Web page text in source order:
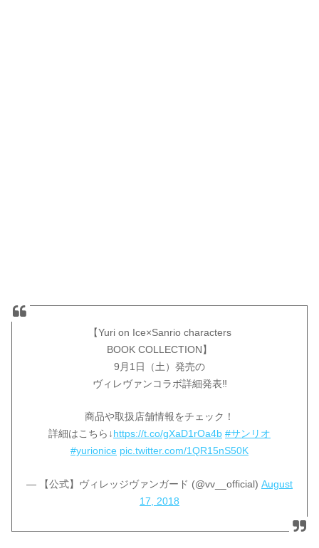
【Yuri on Ice×Sanrio characters
BOOK COLLECTION】
9月1日（土）発売の
ヴィレヴァンコラボ詳細発表‼
商品や取扱店舗情報をチェック！
詳細はこちら↓https://t.co/gXaD1rOa4b #サンリオ
#yurionice pic.twitter.com/1QR15nS50K
— 【公式】ヴィレッジヴァンガード (@vv__official) August
17, 2018